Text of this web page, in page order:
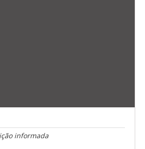
informada